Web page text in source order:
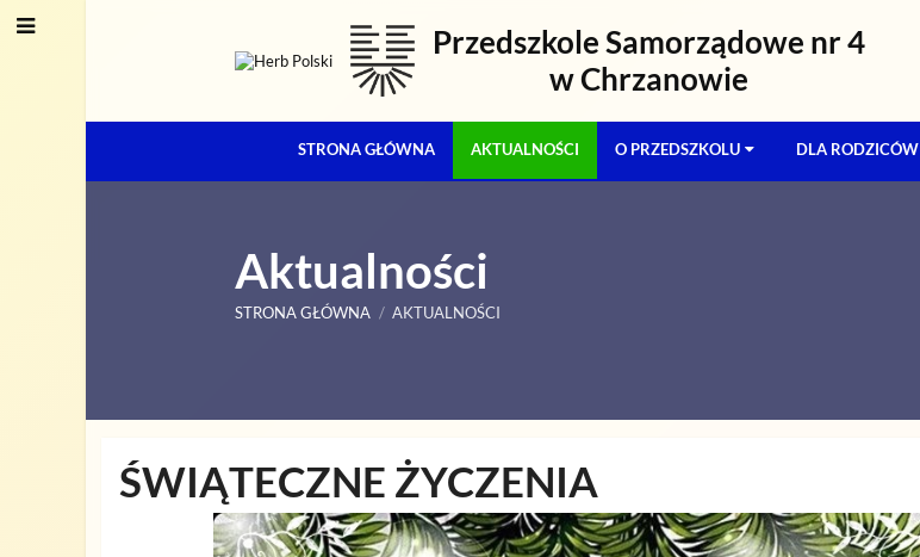
Przedszkole Samorządowe nr 4
w Chrzanowie
STRONA GŁÓWNA AKTUALNOŚCI O PRZEDSZKOLU DLA RODZICÓW
Aktualności
STRONA GŁÓWNA / AKTUALNOŚCI
Aktualności
ŚWIĄTECZNE ŻYCZENIA